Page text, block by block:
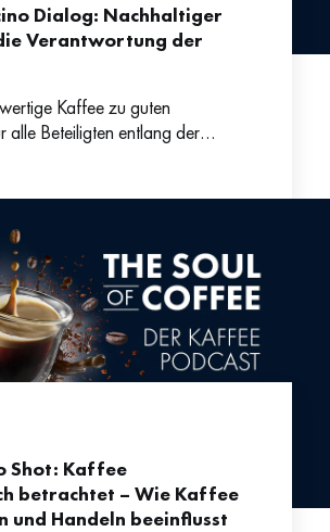
Dialog: Nachhaltiger
Verantwortung der
Kaffee zu guten
alle Beteiligten entlang der
gerade die Röstereien dafür
Shot: Kaffee
betrachtet – Wie Kaffee
und Handeln beeinflusst